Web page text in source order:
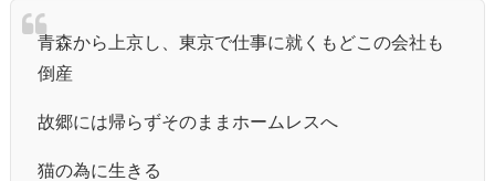
青森から上京し、東京で仕事に就くもどこの会社も
倒産
故郷には帰らずそのままホームレスへ
猫の為に生きる